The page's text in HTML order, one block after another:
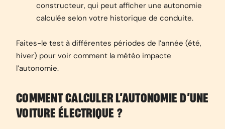
constructeur, qui peut afficher une autonomie
calculée selon votre historique de conduite.
Faites-le test à différentes périodes de l’année (été,
hiver) pour voir comment la météo impacte
l’autonomie.
COMMENT CALCULER L’AUTONOMIE D’UNE
VOITURE ÉLECTRIQUE ?